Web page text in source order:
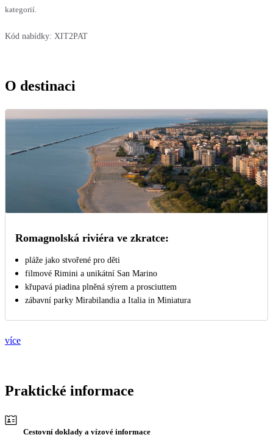
kategorií.
Kód nabídky: XIT2PAT
O destinaci
Romagnolská riviéra ve zkratce:
pláže jako stvořené pro děti
filmové Rimini a unikátní San Marino
křupavá piadina plněná sýrem a prosciuttem
zábavní parky Mirabilandia a Italia in Miniatura
více
Praktické informace
Cestovní doklady a vízové informace